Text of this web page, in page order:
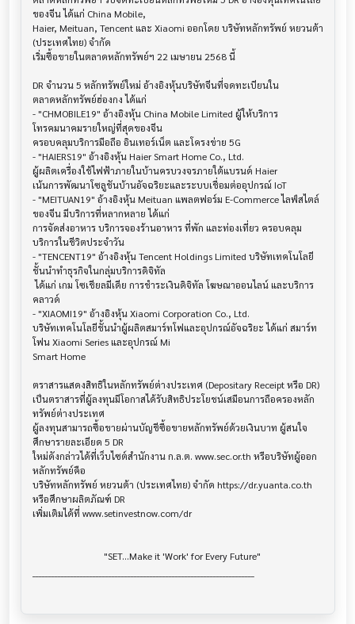
ของจีน ได้แก่ China Mobile,
Haier, Meituan, Tencent และ Xiaomi ออกโดย บริษัทหลักทรัพย์ หยวนต้า
(ประเทศไทย) จำกัด
เริ่มซื้อขายในตลาดหลักทรัพย์ฯ 22 เมษายน 2568 นี้
DR จำนวน 5 หลักทรัพย์ใหม่ อ้างอิงหุ้นบริษัทจีนที่จดทะเบียนใน
ตลาดหลักทรัพย์ฮ่องกง ได้แก่
- "CHMOBILE19" อ้างอิงหุ้น China Mobile Limited ผู้ให้บริการ
โทรคมนาคมรายใหญ่ที่สุดของจีน
ครอบคลุมบริการมือถือ อินเทอร์เน็ต และโครงข่าย 5G
- "HAIERS19" อ้างอิงหุ้น Haier Smart Home Co., Ltd.
ผู้ผลิตเครื่องใช้ไฟฟ้าภายในบ้านครบวงจรภายใต้แบรนด์ Haier
เน้นการพัฒนาโซลูชันบ้านอัจฉริยะและระบบเชื่อมต่ออุปกรณ์ IoT
- "MEITUAN19" อ้างอิงหุ้น Meituan แพลตฟอร์ม E-Commerce ไลฟ์สไตล์
ของจีน มีบริการที่หลากหลาย ได้แก่
การจัดส่งอาหาร บริการจองร้านอาหาร ที่พัก และท่องเที่ยว ครอบคลุม
บริการในชีวิตประจำวัน
- "TENCENT19" อ้างอิงหุ้น Tencent Holdings Limited บริษัทเทคโนโลยี
ชั้นนำทำธุรกิจในกลุ่มบริการดิจิทัล
ได้แก่ เกม โซเชียลมีเดีย การชำระเงินดิจิทัล โฆษณาออนไลน์ และบริการ
คลาวด์
- "XIAOMI19" อ้างอิงหุ้น Xiaomi Corporation Co., Ltd.
บริษัทเทคโนโลยีชั้นนำผู้ผลิตสมาร์ทโฟและอุปกรณ์อัจฉริยะ ได้แก่ สมาร์ท
โฟน Xiaomi Series และอุปกรณ์ Mi
Smart Home
ตราสารแสดงสิทธิในหลักทรัพย์ต่างประเทศ (Depositary Receipt หรือ DR)
เป็นตราสารที่ผู้ลงทุนมีโอกาสได้รับสิทธิประโยชน์เสมือนการถือครองหลัก
ทรัพย์ต่างประเทศ
ผู้ลงทุนสามารถซื้อขายผ่านบัญชีซื้อขายหลักทรัพย์ด้วยเงินบาท ผู้สนใจ
ศึกษารายละเอียด 5 DR
ใหม่ดังกล่าวได้ที่เว็บไซต์สำนักงาน ก.ล.ต. www.sec.or.th หรือบริษัทผู้ออก
หลักทรัพย์คือ
บริษัทหลักทรัพย์ หยวนต้า (ประเทศไทย) จำกัด https://dr.yuanta.co.th
หรือศึกษาผลิตภัณฑ์ DR
เพิ่มเติมได้ที่ www.setinvestnow.com/dr